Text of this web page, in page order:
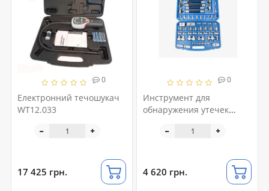
0
Електронний течошукач
WT12.033
17 425 грн.
0
Инструмент для
обнаружения утечек
автомобиля 56ед. 118595
4 620 грн.